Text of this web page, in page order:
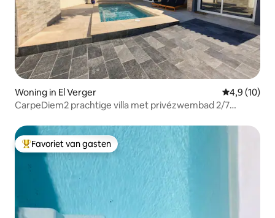
Woning in El Verger
4,9 (10)
CarpeDiem2 prachtige villa met privézwembad 2/7
Topfavoriet van gasten
Favoriet van gasten